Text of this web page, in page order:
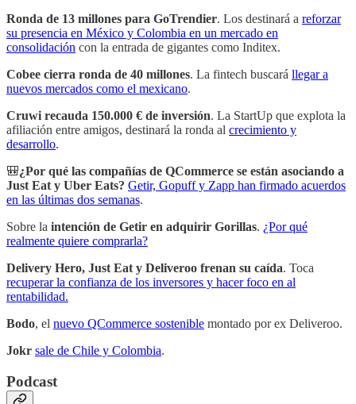
Ronda de 13 millones para GoTrendier. Los destinará a reforzar
su presencia en México y Colombia en un mercado en
consolidación con la entrada de gigantes como Inditex.
Cobee cierra ronda de 40 millones. La fintech buscará llegar a
nuevos mercados como el mexicano.
Cruwi recauda 150.000 € de inversión. La StartUp que explota la
afiliación entre amigos, destinará la ronda al crecimiento y
desarrollo.
🎒¿Por qué las compañías de QCommerce se están asociando a
Just Eat y Uber Eats? Getir, Gopuff y Zapp han firmado acuerdos
en las últimas dos semanas.
Sobre la intención de Getir en adquirir Gorillas. ¿Por qué
realmente quiere comprarla?
Delivery Hero, Just Eat y Deliveroo frenan su caída. Toca
recuperar la confianza de los inversores y hacer foco en al
rentabilidad.
Bodo, el nuevo QCommerce sostenible montado por ex Deliveroo.
Jokr sale de Chile y Colombia.
Podcast